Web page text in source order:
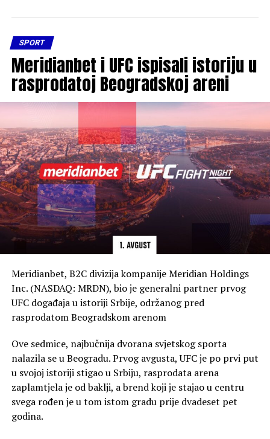
SPORT
Meridianbet i UFC ispisali istoriju u
rasprodatoj Beogradskoj areni
Meridianbet, B2C divizija kompanije Meridian Holdings
Inc. (NASDAQ: MRDN), bio je generalni partner prvog
UFC događaja u istoriji Srbije, održanog pred
rasprodatom Beogradskom arenom
Ove sedmice, najbučnija dvorana svjetskog sporta
nalazila se u Beogradu. Prvog avgusta, UFC je po prvi put
u svojoj istoriji stigao u Srbiju, rasprodata arena
zaplamtjela je od baklji, a brend koji je stajao u centru
svega rođen je u tom istom gradu prije dvadeset pet
godina.